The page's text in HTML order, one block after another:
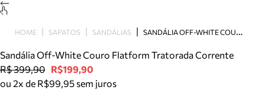
Bolsa
Tamanco
Tênis
Mule
HOME SAPATOS SANDÁLIAS S
ANDÁLIA OFF-WHITE COURO FLATFORM TRATORADA CORRENTE
Sandália Off-White Couro Flatform Tratorada Corrente
R$ 399,90 R$199,90
ou 2x de R$99,95 sem juros